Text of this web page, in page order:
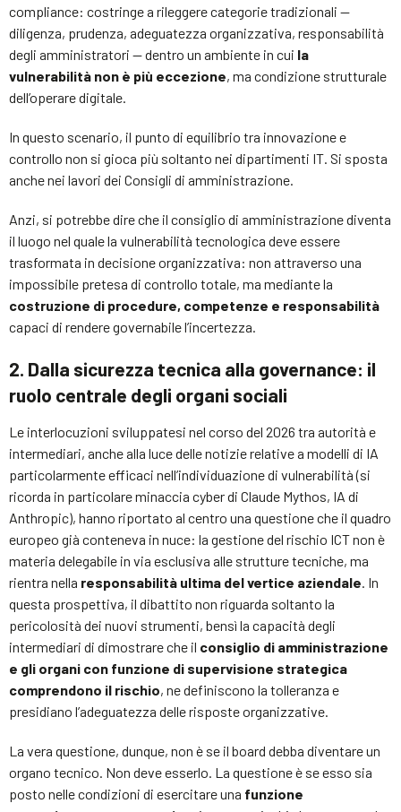
compliance: costringe a rileggere categorie tradizionali —
diligenza, prudenza, adeguatezza organizzativa, responsabilità
degli amministratori — dentro un ambiente in cui la
vulnerabilità non è più eccezione, ma condizione strutturale
dell’operare digitale.
In questo scenario, il punto di equilibrio tra innovazione e
controllo non si gioca più soltanto nei dipartimenti IT. Si sposta
anche nei lavori dei Consigli di amministrazione.
Anzi, si potrebbe dire che il consiglio di amministrazione diventa
il luogo nel quale la vulnerabilità tecnologica deve essere
trasformata in decisione organizzativa: non attraverso una
impossibile pretesa di controllo totale, ma mediante la
costruzione di procedure, competenze e responsabilità
capaci di rendere governabile l’incertezza.
2. Dalla sicurezza tecnica alla governance: il
ruolo centrale degli organi sociali
Le interlocuzioni sviluppatesi nel corso del 2026 tra autorità e
intermediari, anche alla luce delle notizie relative a modelli di IA
particolarmente efficaci nell’individuazione di vulnerabilità (si
ricorda in particolare minaccia cyber di Claude Mythos, IA di
Anthropic), hanno riportato al centro una questione che il quadro
europeo già conteneva in nuce: la gestione del rischio ICT non è
materia delegabile in via esclusiva alle strutture tecniche, ma
rientra nella responsabilità ultima del vertice aziendale. In
questa prospettiva, il dibattito non riguarda soltanto la
pericolosità dei nuovi strumenti, bensì la capacità degli
intermediari di dimostrare che il consiglio di amministrazione
e gli organi con funzione di supervisione strategica
comprendono il rischio, ne definiscono la tolleranza e
presidiano l’adeguatezza delle risposte organizzative.
La vera questione, dunque, non è se il board debba diventare un
organo tecnico. Non deve esserlo. La questione è se esso sia
posto nelle condizioni di esercitare una funzione